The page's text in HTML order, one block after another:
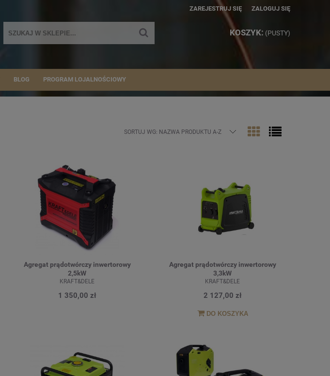
ZAREJESTRUJ SIĘ ZALOGUJ SIĘ
KOSZYK: (PUSTY)
BLOG PROGRAM LOJALNOŚCIOWY
SORTUJ WG: NAZWA PRODUKTU A-Z
Agregat prądotwórczy inwertorowy
2,5kW
KRAFT&DELE
1 350,00 zł
Agregat prądotwórczy inwertorowy
3,3kW
KRAFT&DELE
2 127,00 zł
DO KOSZYKA